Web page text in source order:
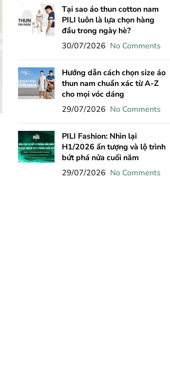
Tại sao áo thun cotton nam
PILI luôn là lựa chọn hàng
đầu trong ngày hè?
30/07/2026 No Comments
Hướng dẫn cách chọn size áo
thun nam chuẩn xác từ A-Z
cho mọi vóc dáng
29/07/2026 No Comments
PILI Fashion: Nhìn lại
H1/2026 ấn tượng và lộ trình
bứt phá nửa cuối năm
29/07/2026 No Comments